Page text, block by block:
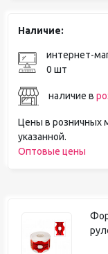
Наличие:
интернет-
0 шт
наличие в
Цены в розничных
указанной.
Оптовые цены